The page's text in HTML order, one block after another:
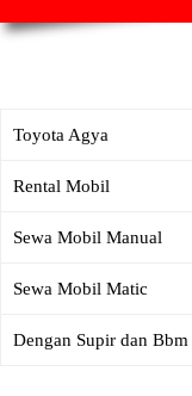
Toyota Agya
Rental Mobil
Sewa Mobil Manual
Sewa Mobil Matic
Dengan Supir dan Bbm